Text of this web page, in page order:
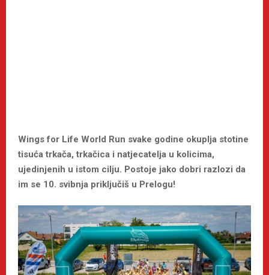
Wings for Life World Run svake godine okuplja stotine
tisuća trkača, trkačica i natjecatelja u kolicima,
ujedinjenih u istom cilju. Postoje jako dobri razlozi da
im se 10. svibnja priključiš u Prelogu!